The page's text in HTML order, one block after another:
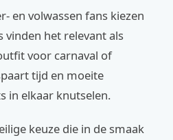
en volwassen fans kiezen
vinden het relevant als
voor carnaval of
tijd en moeite
in elkaar knutselen.
keuze die in de smaak